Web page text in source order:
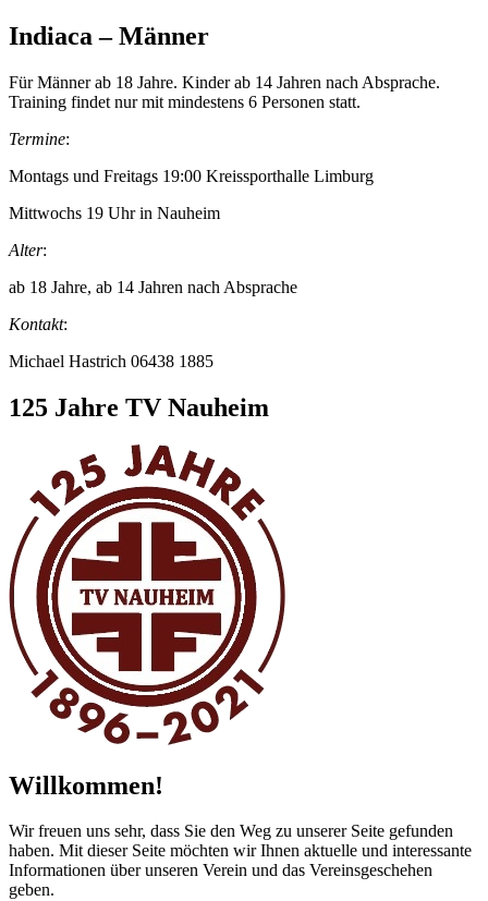
Indiaca – Männer
Für Männer ab 18 Jahre. Kinder ab 14 Jahren nach Absprache.
Training findet nur mit mindestens 6 Personen statt.
Termine:
Montags und Freitags 19:00 Kreissporthalle Limburg
Mittwochs 19 Uhr in Nauheim
Alter:
ab 18 Jahre, ab 14 Jahren nach Absprache
Kontakt:
Michael Hastrich 06438 1885
Zum
Footer
125 Jahre TV Nauheim
Willkommen!
Wir freuen uns sehr, dass Sie den Weg zu unserer Seite gefunden
haben. Mit dieser Seite möchten wir Ihnen aktuelle und interessante
Informationen über unseren Verein und das Vereinsgeschehen
geben.